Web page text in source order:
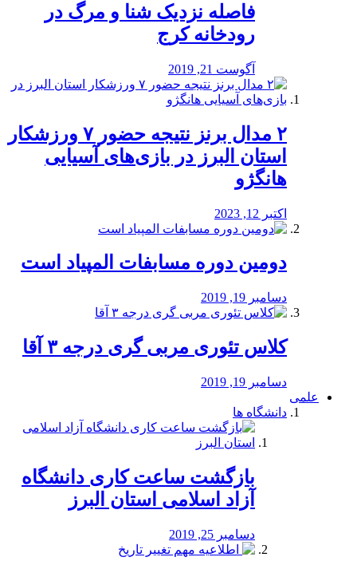
️فاصله نزدیک شنا و مرگ در
رودخانه کرج
آگوست 21, 2019
۲ مدال برنز نتیجه حضور ۷ ورزشکار
استان البرز در بازی‌های آسیایی
هانگژو
اکتبر 12, 2023
دومین دوره مسابفات المپیاد است
دسامبر 19, 2019
کلاس تئوری مربی گری درجه ۳ آقا
دسامبر 19, 2019
علمی
دانشگاه ها
بازگشت ساعت کاری دانشگاه
آزاد اسلامی استان البرز
دسامبر 25, 2019